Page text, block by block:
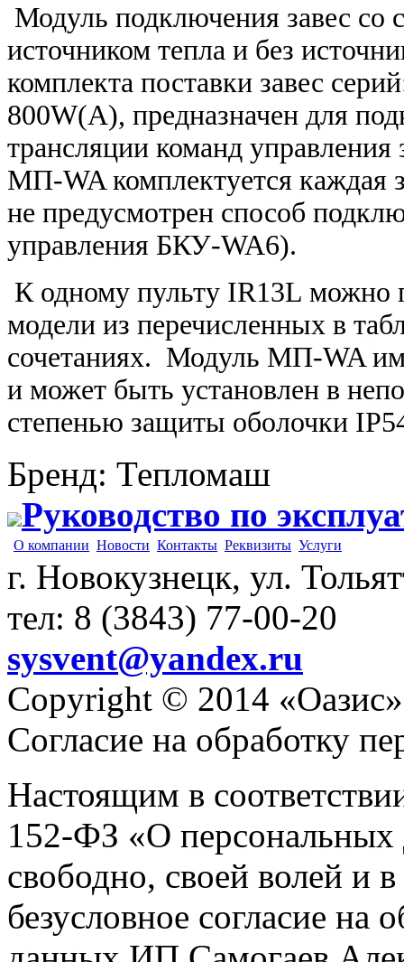
Модуль подключения завес
источником тепла и без
комплекта поставки завес
800W(A), предназначен для
трансляции команд
МП-WA комплектуется каждая
не предусмотрен способ
управления БКУ-WA6).
К одному пульту IR13L можно
модели из перечисленных в
сочетаниях. Модуль МП-WA
и может быть установлен в
степенью защиты оболочки
Бренд: Тепломаш
Руководство по
О компании Новости Контакты Реквизиты Услуги
г. Новокузнецк, ул.
тел: 8 (3843) 77-00-20
sysvent@yandex.ru
Copyright © 2014 «Оазис»
Согласие на обработку
Настоящим в
152-ФЗ «О персональных
свободно, своей волей и
безусловное согласие на